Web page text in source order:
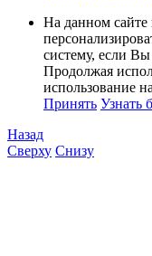
На данном
систему, если Вы
Продолжая
использование
Принять Узнать
Назад
Сверху Снизу